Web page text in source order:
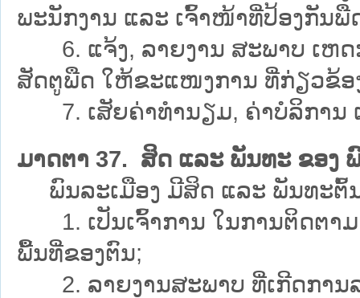
ພະນັກງານ ແລະ ເຈົ້າໜ້າທີ່ປ້ອງກັນພື
6. ແຈ້ງ, ລາຍງານ ສະພາບ ເຫດ
ສັດຕູພືດ ໃຫ້ຂະແໜງການ ທີ່ກ່ຽວຂ້ອ
7. ເສັຍຄ່າທຳນຽມ, ຄ່າບໍລິການ
ມາດຕາ 37. ສິດ ແລະ ພັນທະ ຂອງ
ພົນລະເມືອງ ມີສິດ ແລະ ພັນທະຕົ້
1. ເປັນເຈົ້າການ ໃນການຕິດຕາ
ພື້ນທີ່ຂອງຕົນ;
2. ລາຍງານສະພາບ ທີ່ເກີດການ